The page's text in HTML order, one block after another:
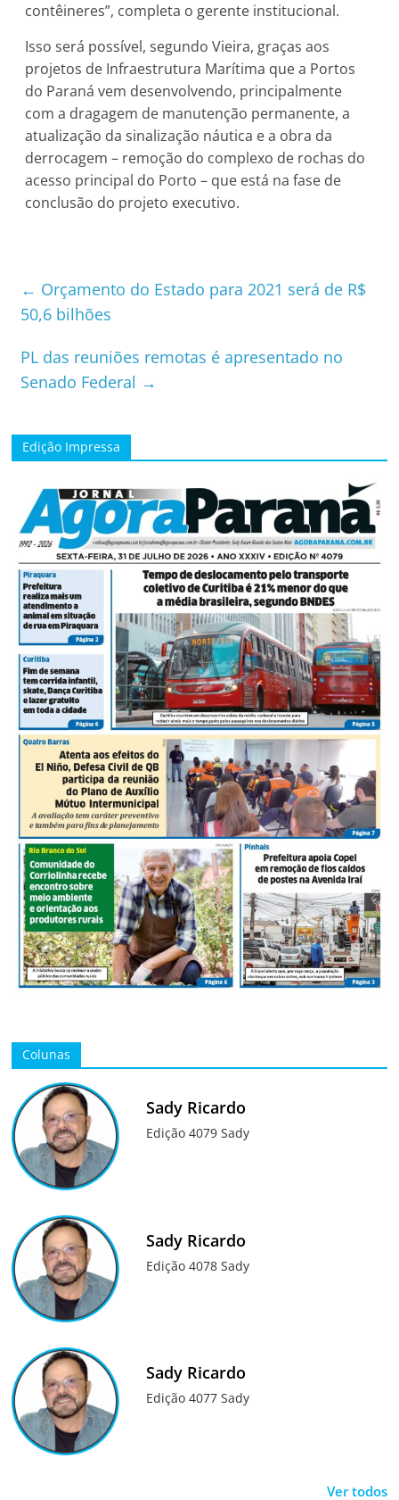
contêineres”, completa o gerente institucional.
Isso será possível, segundo Vieira, graças aos
projetos de Infraestrutura Marítima que a Portos
do Paraná vem desenvolvendo, principalmente
com a dragagem de manutenção permanente, a
atualização da sinalização náutica e a obra da
derrocagem – remoção do complexo de rochas do
acesso principal do Porto – que está na fase de
conclusão do projeto executivo.
← Orçamento do Estado para 2021 será de R$
50,6 bilhões
PL das reuniões remotas é apresentado no
Senado Federal →
Edição Impressa
Colunas
Sady Ricardo
Edição 4079 Sady
Sady Ricardo
Edição 4078 Sady
Sady Ricardo
Edição 4077 Sady
Ver todos